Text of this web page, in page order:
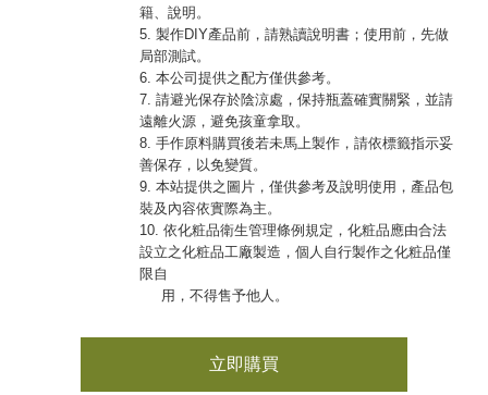
籍、說明。
5. 製作DIY產品前，請熟讀說明書；使用前，先做
局部測試。
6. 本公司提供之配方僅供參考。
7. 請避光保存於陰涼處，保持瓶蓋確實關緊，並請
遠離火源，避免孩童拿取。
8. 手作原料購買後若未馬上製作，請依標籤指示妥
善保存，以免變質。
9. 本站提供之圖片，僅供參考及說明使用，產品包
裝及內容依實際為主。
10. 依化粧品衛生管理條例規定，化粧品應由合法
設立之化粧品工廠製造，個人自行製作之化粧品僅
限自
用，不得售予他人。
立即購買